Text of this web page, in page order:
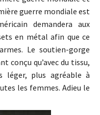
guerre mondiale est
demandera aux
en métal afin que ce
Le soutien-gorge
conçu qu’avec du tissu,
léger, plus agréable à
les femmes. Adieu le